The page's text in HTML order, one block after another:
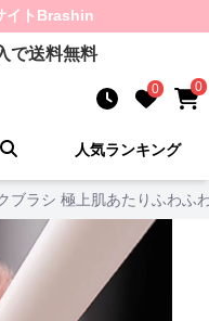
イト Brashin
で送料無料
0 0
人気ランキング
ブラシ 極上肌あたりふわふ